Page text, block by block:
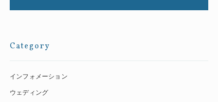
Category
インフォメーション
ウェディング